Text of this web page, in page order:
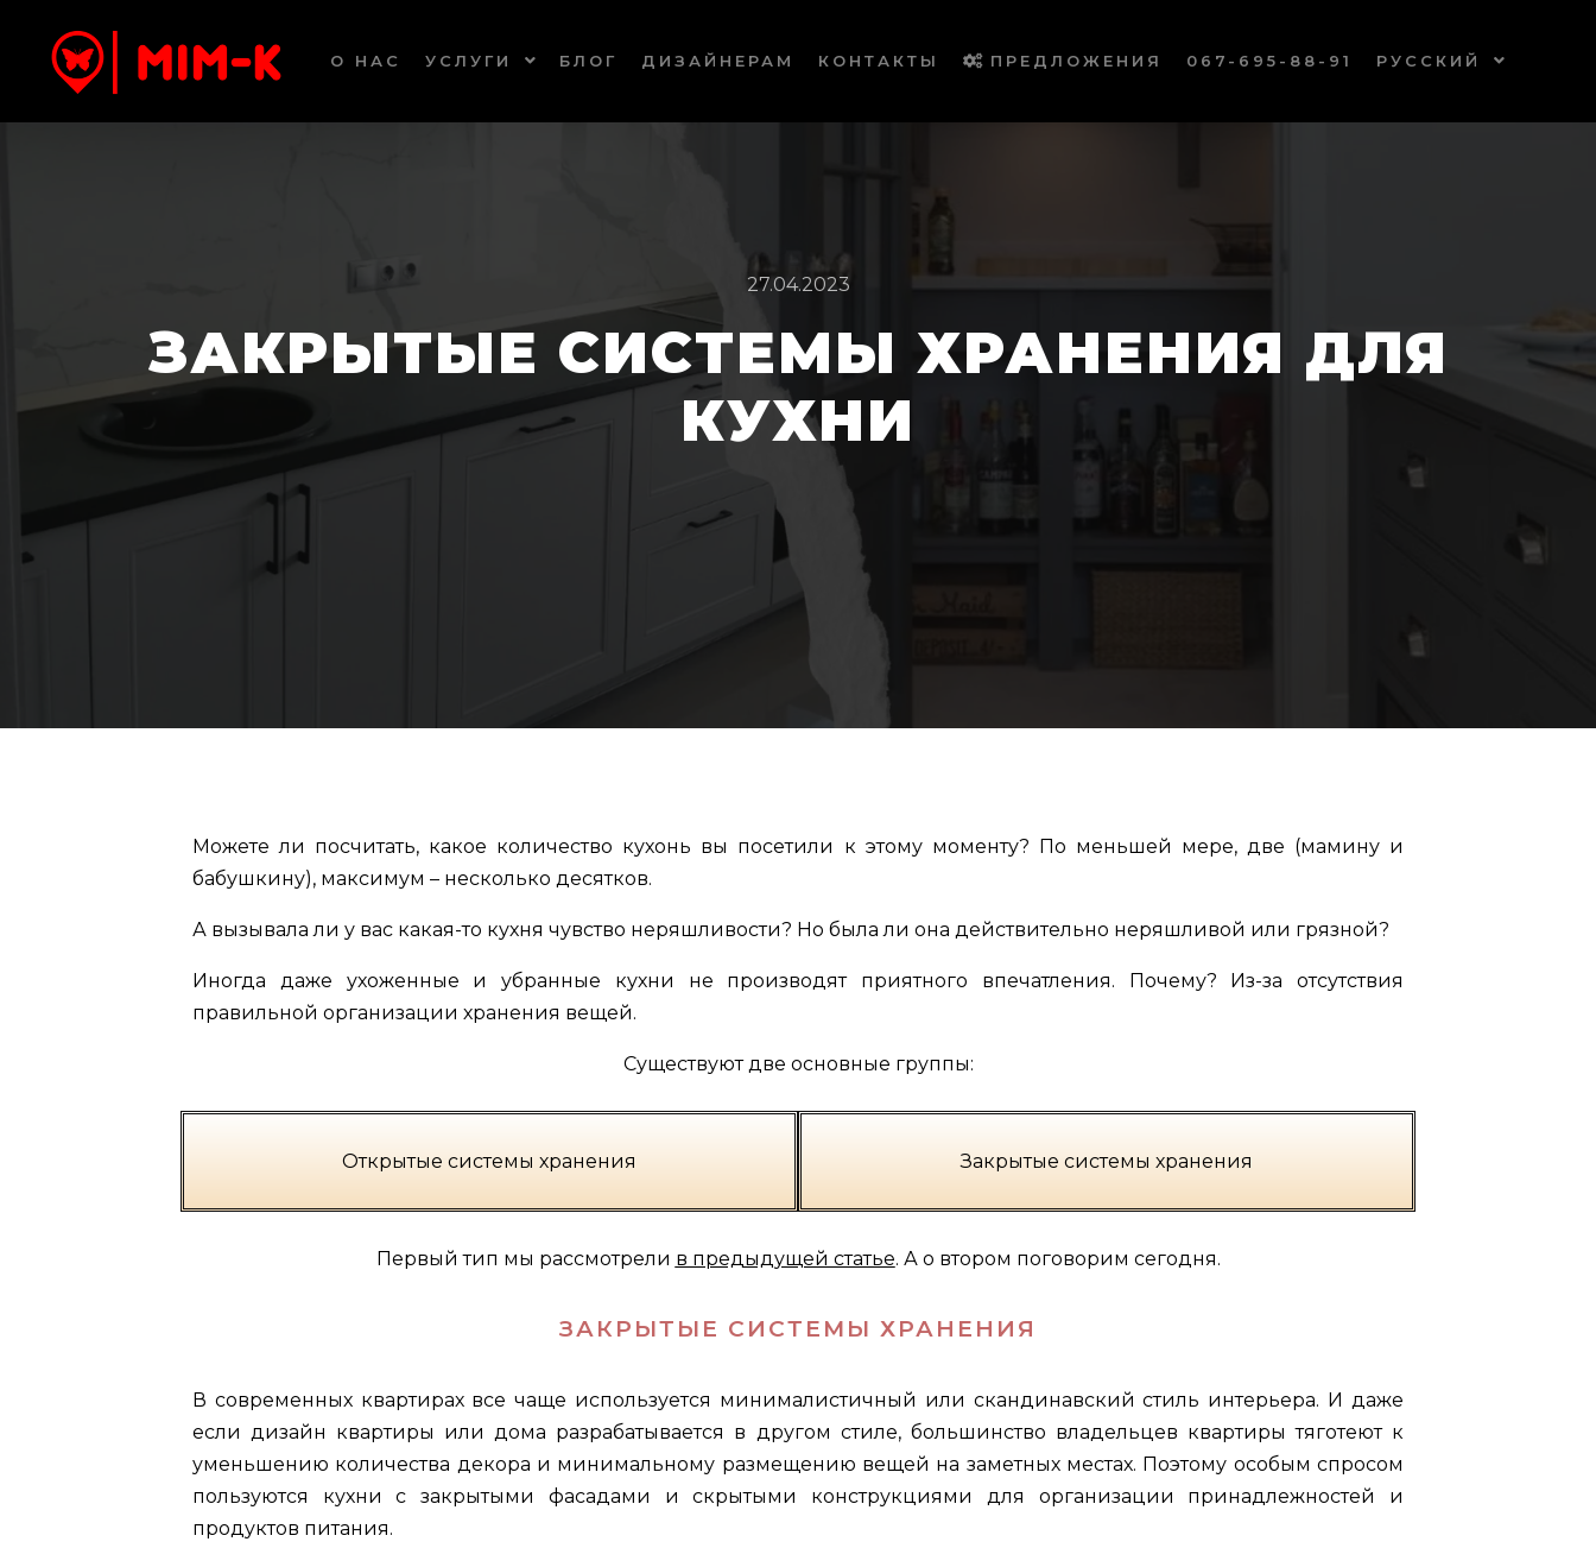
О НАС УСЛУГИ БЛОГ ДИЗАЙНЕРАМ КОНТАКТЫ ПРЕДЛОЖЕНИЯ 067-695-88-91 РУССКИЙ
27.04.2023
ЗАКРЫТЫЕ СИСТЕМЫ ХРАНЕНИЯ ДЛЯ
КУХНИ
Можете ли посчитать, какое количество кухонь вы посетили к этому моменту? По меньшей мере, две (мамину и
бабушкину), максимум – несколько десятков.
А вызывала ли у вас какая-то кухня чувство неряшливости? Но была ли она действительно неряшливой или грязной?
Иногда даже ухоженные и убранные кухни не производят приятного впечатления. Почему? Из-за отсутствия
правильной организации хранения вещей.
Существуют две основные группы:
Открытые системы хранения Закрытые системы хранения
Первый тип мы рассмотрели в предыдущей статье. А о втором поговорим сегодня.
ЗАКРЫТЫЕ СИСТЕМЫ ХРАНЕНИЯ
В современных квартирах все чаще используется минималистичный или скандинавский стиль интерьера. И даже
если дизайн квартиры или дома разрабатывается в другом стиле, большинство владельцев квартиры тяготеют к
уменьшению количества декора и минимальному размещению вещей на заметных местах. Поэтому особым спросом
пользуются кухни с закрытыми фасадами и скрытыми конструкциями для организации принадлежностей и
продуктов питания.